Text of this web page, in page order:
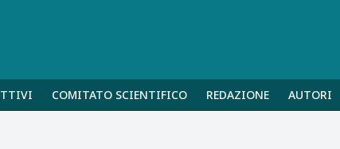
COMITATO SCIENTIFICO REDAZIONE AUTORI